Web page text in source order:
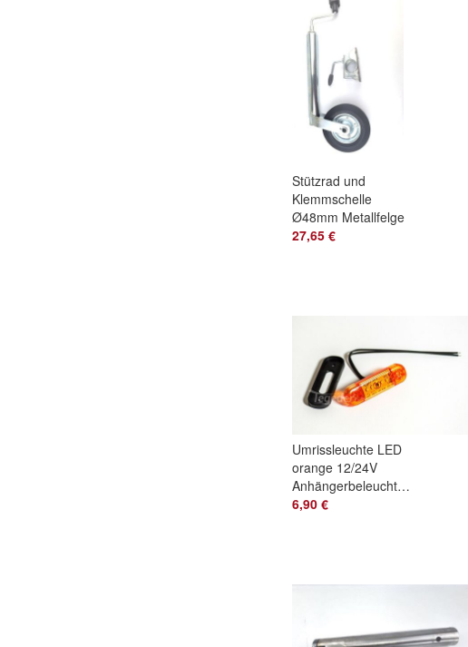
Stützrad und
Klemmschelle
Ø48mm Metallfelge
200x50 für
27,65 €
Umrissleuchte LED
orange 12/24V
Anhängerbeleuchtung
LED
6,90 €